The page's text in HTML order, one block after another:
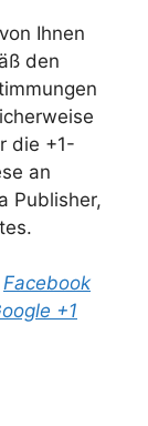
Ihnen
den
die +1-
an
Publisher,
Facebook
+1